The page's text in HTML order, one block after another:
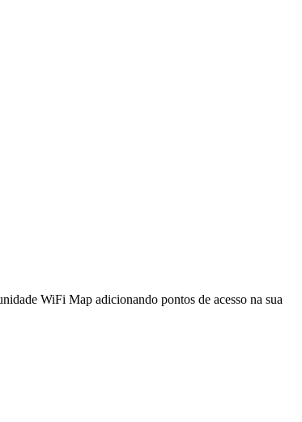
WiFi Map adicionando pontos de acesso na sua